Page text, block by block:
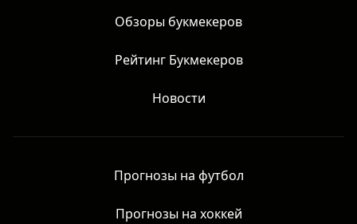
Обзоры букмекеров
Рейтинг Букмекеров
Новости
Прогнозы на футбол
Прогнозы на хоккей